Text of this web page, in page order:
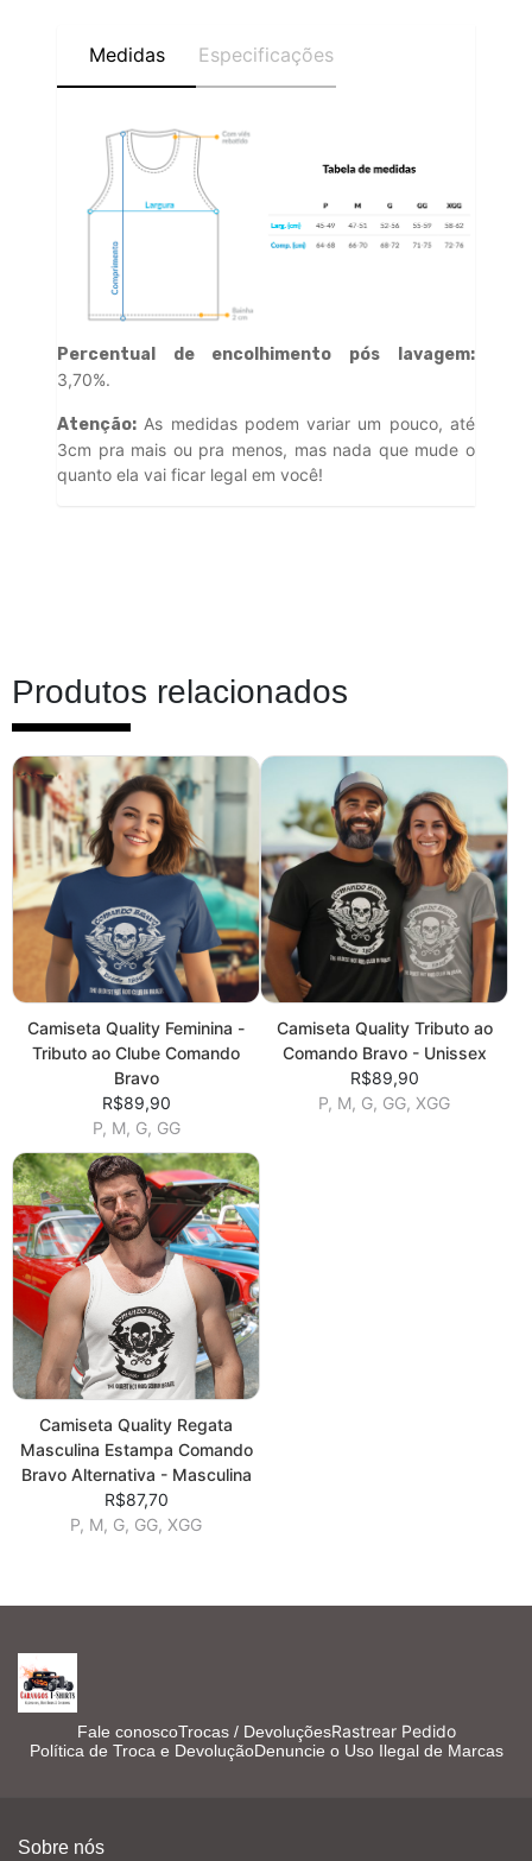
Medidas Especificações
Percentual de encolhimento pós lavagem:
3,70%.
Atenção: As medidas podem variar um pouco, até
3cm pra mais ou pra menos, mas nada que mude o
quanto ela vai ficar legal em você!
Produtos relacionados
Camiseta Quality Feminina -
Tributo ao Clube Comando
Bravo
R$89,90
P, M, G, GG
Camiseta Quality Tributo ao
Comando Bravo - Unissex
R$89,90
P, M, G, GG, XGG
Camiseta Quality Regata
Masculina Estampa Comando
Bravo Alternativa - Masculina
R$87,70
P, M, G, GG, XGG
Fale conoscoTrocas / DevoluçõesRastrear Pedido
Política de Troca e DevoluçãoDenuncie o Uso Ilegal de Marcas
Sobre nós